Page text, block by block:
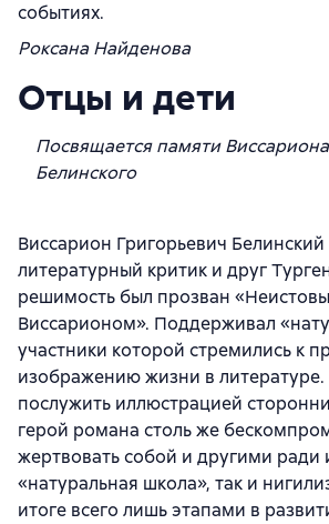
событиях.
Роксана Найденова
Отцы и дети
Посвящается памяти
Белинского
Виссарион Григорьевич Белинский
литературный критик и друг
решимость был прозван
Виссарионом». Поддерживал
участники которой стремились к
изображению жизни в
послужить иллюстрацией
герой романа столь же
жертвовать собой и другими ради
«натуральная школа», так и
итоге всего лишь этапами в